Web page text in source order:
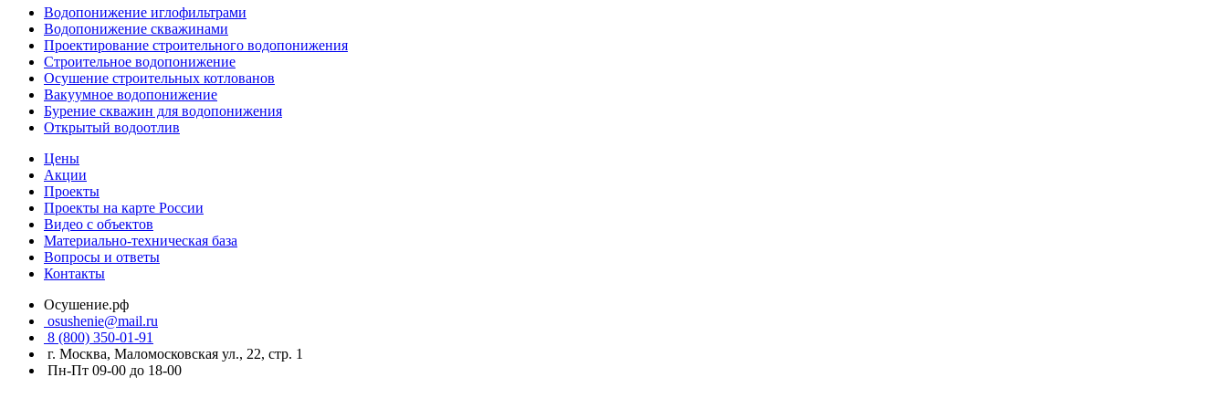
Водопонижение иглофильтрами
Водопонижение скважинами
Проектирование строительного водопонижения
Строительное водопонижение
Осушение строительных котлованов
Вакуумное водопонижение
Бурение скважин для водопонижения
Открытый водоотлив
Цены
Акции
Проекты
Проекты на карте России
Видео с объектов
Материально-техническая база
Вопросы и ответы
Контакты
Осушение.рф
osushenie@mail.ru
8 (800) 350-01-91
г. Москва, Маломосковская ул., 22, стр. 1
Пн-Пт 09-00 до 18-00